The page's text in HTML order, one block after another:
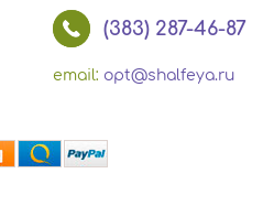
(383) 287-46-87
email: opt@shalfeya.ru